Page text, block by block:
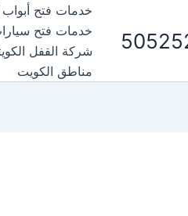
خدمات فتح أبواب
خدمات فتح سيارات
شركة القفل الكويتي
مناطق الكويت